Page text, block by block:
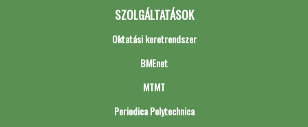
SZOLGÁLTATÁSOK
Oktatási keretrendszer
BMEnet
MTMT
Periodica Polytechnica